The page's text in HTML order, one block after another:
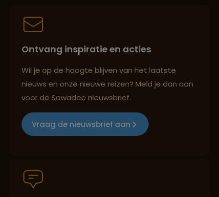
Best beoordeelde reisroutes
Groepsreizen mét indivuele vrijheid
Ontvang inspiratie en acties
Wil je op de hoogte blijven van het laatste
nieuws en onze nieuwe reizen? Meld je dan aan
voor de Sawadee nieuwsbrief.
Vraag de nieuwsbrief aan